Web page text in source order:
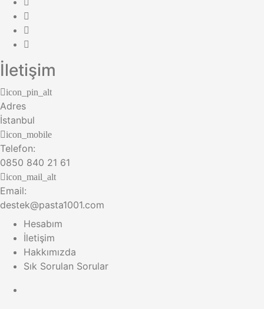
İletişim
icon_pin_alt
Adres
İstanbul
icon_mobile
Telefon:
0850 840 21 61
icon_mail_alt
Email:
destek@pasta1001.com
Hesabım
İletişim
Hakkımızda
Sık Sorulan Sorular